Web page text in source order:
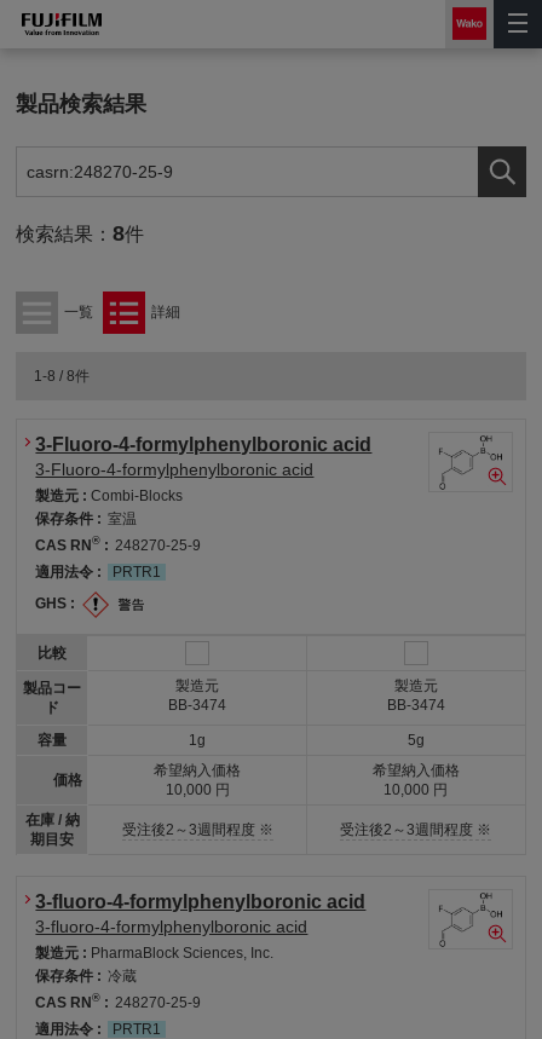
製品検索結果
検索結果：8件
一覧 詳細
1-8 / 8件
3-Fluoro-4-formylphenylboronic acid
3-Fluoro-4-formylphenylboronic acid
製造元 :Combi-Blocks
保存条件 : 室温
CAS RN® : 248270-25-9
適用法令 :
PRTR1
GHS :
比較
製品コー
ド
容量
価格
在庫 / 納
期目安
製造元
BB-3474
1g
希望納入価格
10,000 円
受注後2～3週間程度 ※
製造元
BB-3474
5g
希望納入価格
10,000 円
受注後2～3週間程度 ※
3-fluoro-4-formylphenylboronic acid
3-fluoro-4-formylphenylboronic acid
製造元 : PharmaBlock Sciences, Inc.
保存条件 : 冷蔵
CAS RN® : 248270-25-9
適用法令 :
PRTR1